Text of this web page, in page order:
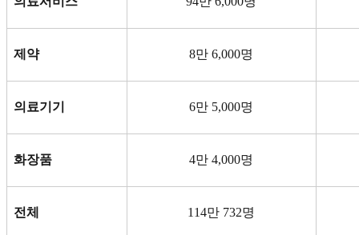
제약 8만 6,000명
의료기기 6만 5,000명
화장품 4만 4,000명
전체 114만 732명